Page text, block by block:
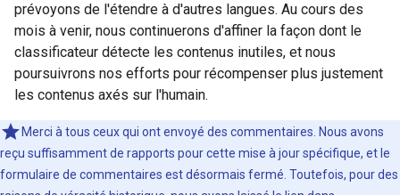
prévoyons de l'étendre à d'autres langues. Au cours des
mois à venir, nous continuerons d'affiner la façon dont le
classificateur détecte les contenus inutiles, et nous
poursuivrons nos efforts pour récompenser plus justement
les contenus axés sur l'humain.
Merci à tous ceux qui ont envoyé des commentaires. Nous avons
reçu suffisamment de rapports pour cette mise à jour spécifique, et le
formulaire de commentaires est désormais fermé. Toutefois, pour des